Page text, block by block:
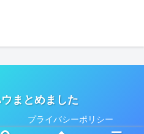
まとめました
プライバシーポリシー